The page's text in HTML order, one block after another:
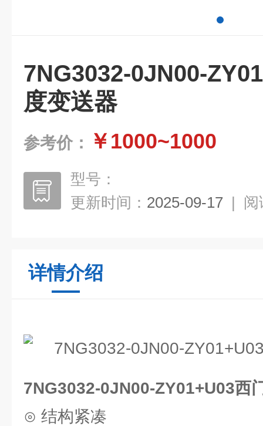
7NG3032-0JN00-
度变送器
参考价： ￥1000~1000
型号：
更新时间： 2025-09-17 | 阅
详情介绍
7NG3032-0JN00-ZY01+U03西
⊙ 结构紧凑